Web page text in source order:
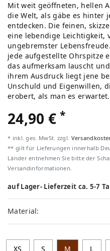
Mit weit geöffneten, hellen
die Welt, als gäbe es hinter
entdecken. Die feinen,
eine lebendige Leichtigkeit,
ungebremster
jede aufgestellte Ohrspitze
das aufmerksam lauscht
ihrem Ausdruck liegt jene
Unschuld und Eigenwillen,
erobert, als man es erwartet.
24,90 €*
* inkl. ges. MwSt. zzgl.
** gilt für Lieferungen innerhalb
Länder entnehmen Sie bitte der
Versandinformationen.
auf Lager- Lieferzeit ca. 5-7
Material:
XS S M L